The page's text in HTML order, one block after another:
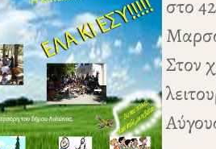
στο
Στον